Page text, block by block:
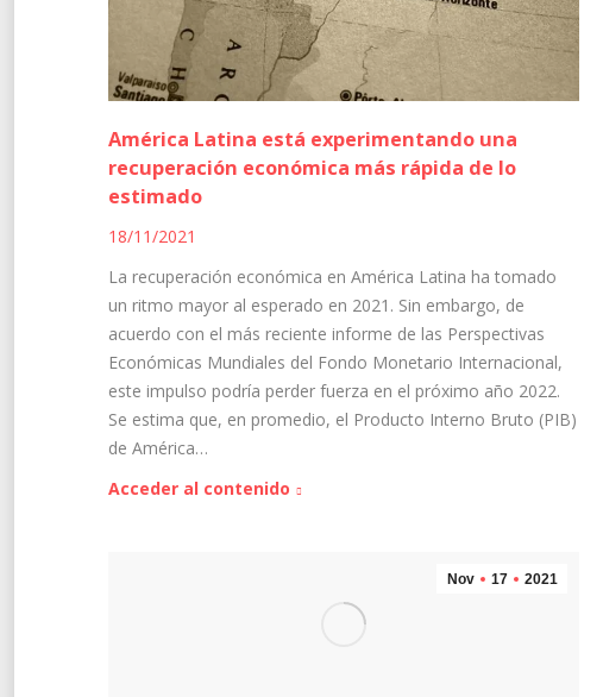
América Latina está experimentando una
recuperación económica más rápida de lo
estimado
18/11/2021
La recuperación económica en América Latina ha tomado
un ritmo mayor al esperado en 2021. Sin embargo, de
acuerdo con el más reciente informe de las Perspectivas
Económicas Mundiales del Fondo Monetario Internacional,
este impulso podría perder fuerza en el próximo año 2022.
Se estima que, en promedio, el Producto Interno Bruto (PIB)
de América…
Acceder al contenido
Nov 17 2021